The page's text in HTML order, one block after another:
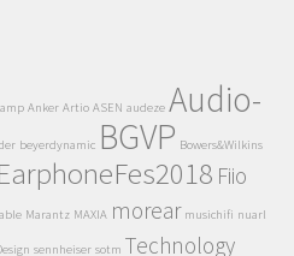
amp Anker Artio ASEN audeze Audio-
beyerdynamic BGVP Bowers&Wilkins
EarphoneFes2018 Fiio
Marantz MAXIA morear musichifi nuarl
sennheiser sotm Technology